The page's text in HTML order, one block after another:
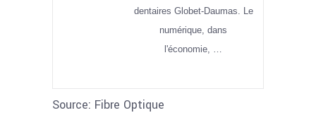
dentaires Globet-Daumas. Le
numérique, dans
l'économie, …
Source: Fibre Optique